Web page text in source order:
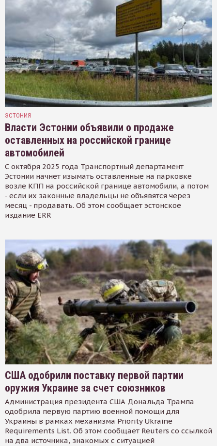
ЭСТОНИЯ
Власти Эстонии объявили о продаже
оставленных на российской границе
автомобилей
С октября 2025 года Транспортный департамент
Эстонии начнет изымать оставленные на парковке
возле КПП на российской границе автомобили, а потом
- если их законные владельцы не объявятся через
месяц - продавать. Об этом сообщает эстонское
издание ERR
США одобрили поставку первой партии
оружия Украине за счет союзников
Администрация президента США Дональда Трампа
одобрила первую партию военной помощи для
Украины в рамках механизма Priority Ukraine
Requirements List. Об этом сообщает Reuters со ссылкой
на два источника, знакомых с ситуацией